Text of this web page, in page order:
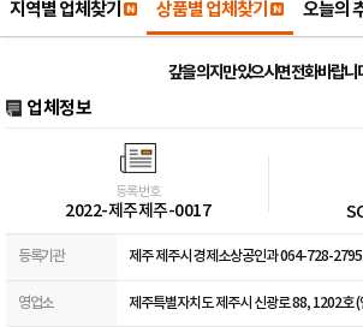
지역별 업체찾기 상품별 업체찾기 오늘의
갚을 의지만 있으시면 전화바랍니
업체정보
등록번호
2022-제주제주-0017
등록기관 제주 제주시 경제소상공인과 064-728-2795
영업소 제주특별자치도 제주시 신광로 88, 1202호 (